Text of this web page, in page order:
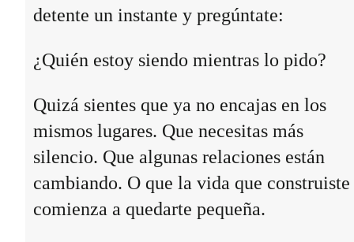
detente un instante y pregúntate:
¿Quién estoy siendo mientras lo pido?
Quizá sientes que ya no encajas en los
mismos lugares. Que necesitas más
silencio. Que algunas relaciones están
cambiando. O que la vida que construiste
comienza a quedarte pequeña.